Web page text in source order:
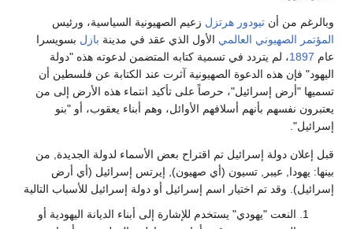
من أنتيودور هرتزلزعيم الصهيونية السياسية، ورئيس
الصهيوني العالميالأول الذي عقد في مدينةبازل بسويسرا
1897، لم يتردد في تسمية كتابه المتضمن لدعوته هذه "دولة
فإن هذه الدعوة الصهيونية آثرت عند الكتابة عن فلسطين أن
"أرض إسرائيل"، حرصاً على تأكيد انتماء هذه الأرض إلى من
نفسهم بأنهم أسلافهم الأوائل، وهم أبناء يعقوب، أو "بنو
إعلان دولة إسرائيل تم اقتراح بعض الأسماء لدولة الجديدة, من
يهودا, عيبر, تسيون (أي صهيون), إيرتس إسرائيل (أي أرض
وقد تم اختيار اسم إسرائيل أو دولة إسرائيل للأسباب التالية
النعت "يهودي" يستخدم للإشارة إلى أبناء الديانة اليهودية أو